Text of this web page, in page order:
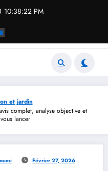
10:38:23 PM
et jardin
complet, analyse objective et
lancer
Février 27, 2026